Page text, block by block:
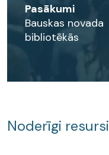
Pasākumi
Bauskas novada
bibliotēkās
Noderīgi resursi